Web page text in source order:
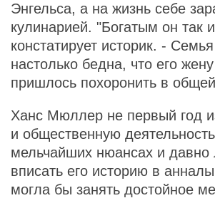
Энгельса, а на жизнь себе
кулинарией. "Богатым он так
констатирует историк. -
настолько бедна, что его
пришлось похоронить в
Ханс Мюллер не первый год
и общественную
мельчайших нюансах и давно
вписать его историю в
могла бы занять достойное